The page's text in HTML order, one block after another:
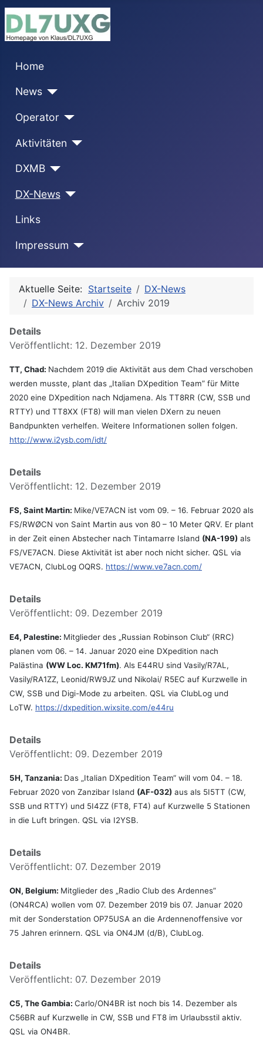
Home
News
Operator
Aktivitäten
DXMB
DX-News
Links
Impressum
Aktuelle Seite: Startseite
DX-News
DX-News Archiv
Archiv 2019
Details
Veröffentlicht: 12. Dezember 2019
TT, Chad: Nachdem 2019 die Aktivität aus dem Chad verschoben
werden musste, plant das „Italian DXpedition Team” für Mitte
2020 eine DXpedition nach Ndjamena. Als TT8RR (CW, SSB und
RTTY) und TT8XX (FT8) will man vielen DXern zu neuen
Bandpunkten verhelfen. Weitere Informationen sollen folgen.
http://www.i2ysb.com/idt/
Details
Veröffentlicht: 12. Dezember 2019
FS, Saint Martin: Mike/VE7ACN ist vom 09. – 16. Februar 2020 als
FS/RWØCN von Saint Martin aus von 80 – 10 Meter QRV. Er plant
in der Zeit einen Abstecher nach Tintamarre Island (NA-199) als
FS/VE7ACN. Diese Aktivität ist aber noch nicht sicher. QSL via
VE7ACN, ClubLog OQRS. https://www.ve7acn.com/
Details
Veröffentlicht: 09. Dezember 2019
E4, Palestine: Mitglieder des „Russian Robinson Club“ (RRC)
planen vom 06. – 14. Januar 2020 eine DXpedition nach
Palästina (WW Loc. KM71fm). Als E44RU sind Vasily/R7AL,
Vasily/RA1ZZ, Leonid/RW9JZ und Nikolai/ R5EC auf Kurzwelle in
CW, SSB und Digi-Mode zu arbeiten. QSL via ClubLog und
LoTW. https://dxpedition.wixsite.com/e44ru
Details
Veröffentlicht: 09. Dezember 2019
5H, Tanzania: Das „Italian DXpedition Team“ will vom 04. – 18.
Februar 2020 von Zanzibar Island (AF-032) aus als 5I5TT (CW,
SSB und RTTY) und 5I4ZZ (FT8, FT4) auf Kurzwelle 5 Stationen
in die Luft bringen. QSL via I2YSB.
Details
Veröffentlicht: 07. Dezember 2019
ON, Belgium: Mitglieder des „Radio Club des Ardennes”
(ON4RCA) wollen vom 07. Dezember 2019 bis 07. Januar 2020
mit der Sonderstation OP75USA an die Ardennenoffensive vor
75 Jahren erinnern. QSL via ON4JM (d/B), ClubLog.
Details
Veröffentlicht: 07. Dezember 2019
C5, The Gambia: Carlo/ON4BR ist noch bis 14. Dezember als
C56BR auf Kurzwelle in CW, SSB und FT8 im Urlaubsstil aktiv.
QSL via ON4BR.